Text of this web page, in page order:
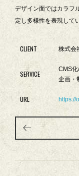
デザイン面ではカラフ
定し多様性を表現して
CLIENT 株式会
SERVICE
CMS
企画・
URL https://